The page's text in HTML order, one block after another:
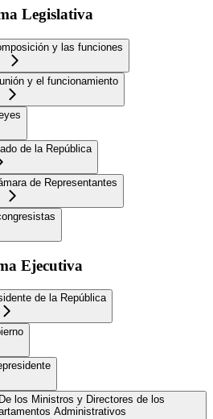
Legislativa
y las funciones
y el funcionamiento
de la República
de Representantes
Ejecutiva
de la República
los Ministros y Directores de los
Administrativos